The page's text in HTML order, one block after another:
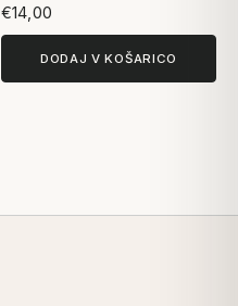
€14,00
DODAJ V KOŠARICO